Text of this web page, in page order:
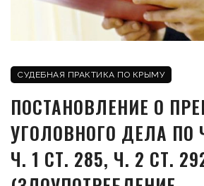
СУДЕБНАЯ ПРАКТИКА ПО КРЫМУ
ПОСТАНОВЛЕНИЕ О
УГОЛОВНОГО ДЕЛА ПО
Ч. 1 СТ. 285, Ч. 2 СТ.